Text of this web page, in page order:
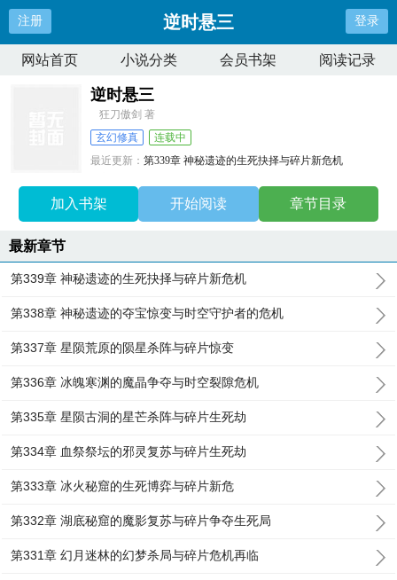
注册 逆时悬三 登录
网站首页 小说分类 会员书架 阅读记录
逆时悬三
狂刀傲剑 著
玄幻修真
连载中
最近更新：第339章 神秘遗迹的生死抉择与碎片新危机
加入书架 开始阅读 章节目录
最新章节
第339章 神秘遗迹的生死抉择与碎片新危机
第338章 神秘遗迹的夺宝惊变与时空守护者的危机
第337章 星陨荒原的陨星杀阵与碎片惊变
第336章 冰魄寒渊的魔晶争夺与时空裂隙危机
第335章 星陨古洞的星芒杀阵与碎片生死劫
第334章 血祭祭坛的邪灵复苏与碎片生死劫
第333章 冰火秘窟的生死博弈与碎片新危
第332章 湖底秘窟的魔影复苏与碎片争夺生死局
第331章 幻月迷林的幻梦杀局与碎片危机再临